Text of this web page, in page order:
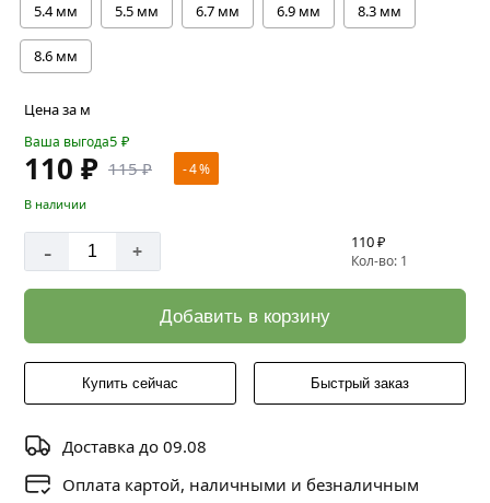
5.4 мм 5.5 мм 6.7 мм 6.9 мм 8.3 мм
8.6 мм
Цена за м
Ваша выгода5 ₽
110 ₽ 115 ₽ - 4 %
В наличии
- + 110 ₽
Кол-во: 1
Добавить в корзину
Купить сейчас Быстрый заказ
Доставка до 09.08
Оплата картой, наличными и безналичным